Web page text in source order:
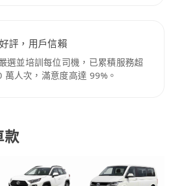
評，用戶信賴
選並培訓每位司機，已累積服務超
萬人次，滿意度高達 99%。
款